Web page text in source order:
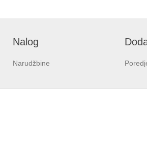
Nalog
Narudžbine